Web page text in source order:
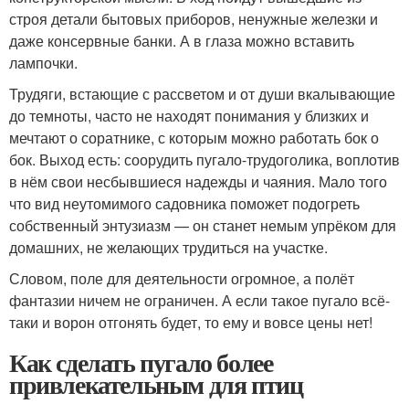
строя детали бытовых приборов, ненужные железки и
даже консервные банки. А в глаза можно вставить
лампочки.
Трудяги, встающие с рассветом и от души вкалывающие
до темноты, часто не находят понимания у близких и
мечтают о соратнике, с которым можно работать бок о
бок. Выход есть: соорудить пугало-трудоголика, воплотив
в нём свои несбывшиеся надежды и чаяния. Мало того
что вид неутомимого садовника поможет подогреть
собственный энтузиазм — он станет немым упрёком для
домашних, не желающих трудиться на участке.
Словом, поле для деятельности огромное, а полёт
фантазии ничем не ограничен. А если такое пугало всё-
таки и ворон отгонять будет, то ему и вовсе цены нет!
Как сделать пугало более
привлекательным для птиц